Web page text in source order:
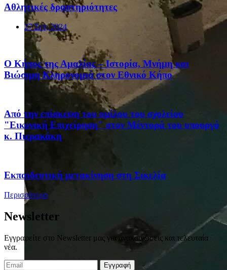
Αθλητικές δραστηριότητες
27 Σεπ, 2024
Ο Κήπος της Αμαλίας – Ιστορία, Μνήμη και
Βιώσιμη Κληρονομιά στον Εθνικό Κήπο
Από την επίσκεψη του ομίλου του σχολείου
"Εικονική Επιχείρηση" στον Μέντορά του υπουργό
κ. Πιερακάκη
Eκπαιδευτική μετακίνηση στη Σικελία
Περισσότερα
Newsletter
Εγγραφείτε στο Newsletter μας για ανακοινώσεις και τελευταία
νέα.
Εγγραφή